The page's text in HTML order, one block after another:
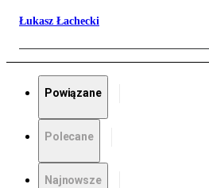
Łukasz Łachecki
Powiązane
Polecane
Najnowsze